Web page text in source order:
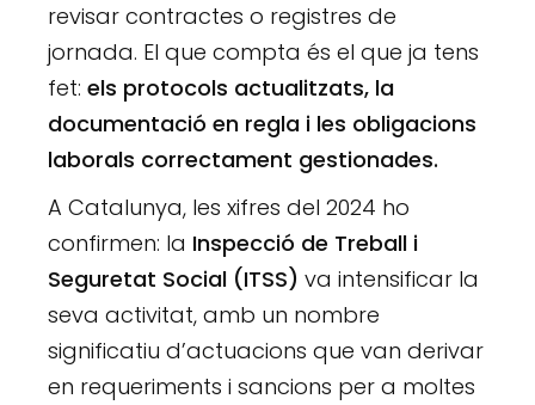
revisar contractes o registres de
jornada. El que compta és el que ja tens
fet:els protocols actualitzats, la
documentació en regla i les obligacions
laborals correctament gestionades.
A Catalunya, les xifres del 2024 ho
confirmen: la Inspecció de Treball i
Seguretat Social (ITSS)va intensificar la
seva activitat, amb un nombre
significatiu d’actuacions que van derivar
en requeriments i sancions per a moltes